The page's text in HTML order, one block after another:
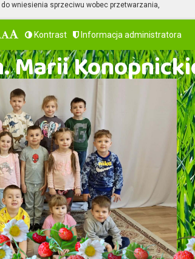
do wniesienia sprzeciwu wobec przetwarzania,
Kontrast Informacja administratora
Marii